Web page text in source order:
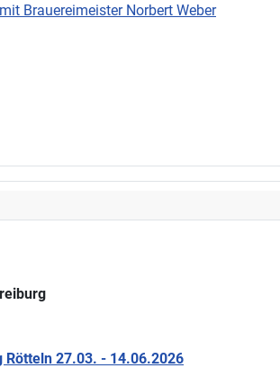
Brauereimeister Norbert Weber
Rötteln 27.03. - 14.06.2026